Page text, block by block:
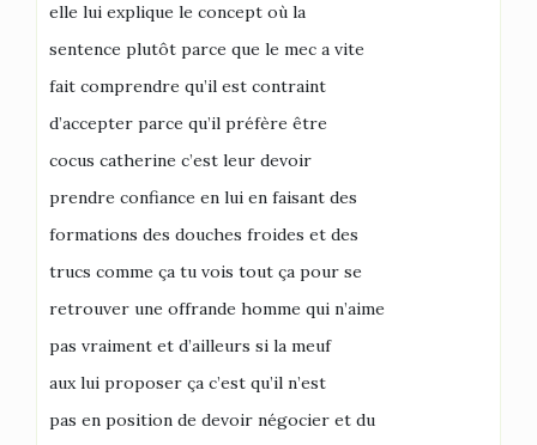
elle lui explique le concept où la
sentence plutôt parce que le mec a vite
fait comprendre qu’il est contraint
d’accepter parce qu’il préfère être
cocus catherine c’est leur devoir
prendre confiance en lui en faisant des
formations des douches froides et des
trucs comme ça tu vois tout ça pour se
retrouver une offrande homme qui n’aime
pas vraiment et d’ailleurs si la meuf
aux lui proposer ça c’est qu’il n’est
pas en position de devoir négocier et du